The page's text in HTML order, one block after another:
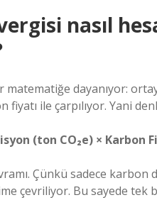
nasıl
dayanıyor:
ile çarpılıyor. Yani
(ton CO₂e) × Karbon
Çünkü sadece
çevriliyor. Bu sayede